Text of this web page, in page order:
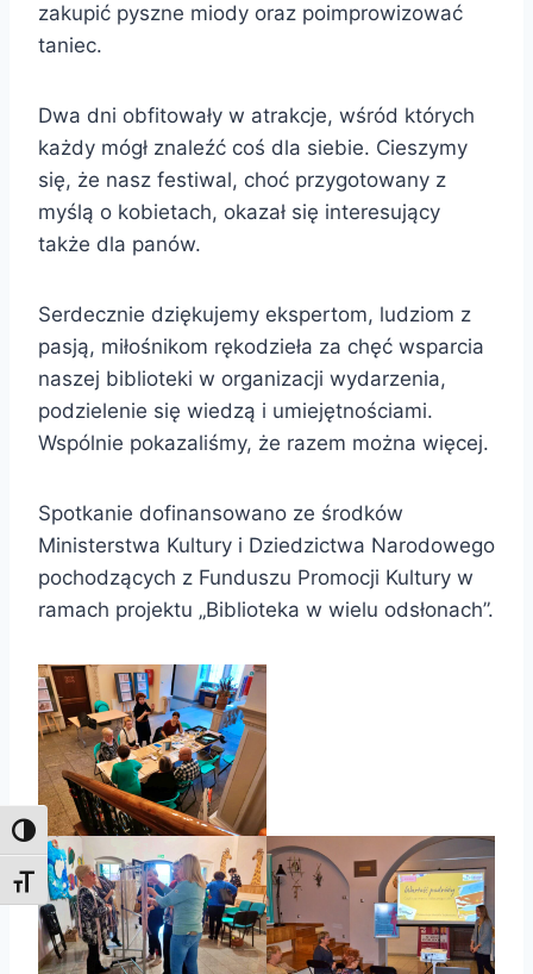
Toggle High Contrast
Toggle Font size
zakupić pyszne miody oraz poimprowizować
taniec.
Dwa dni obfitowały w atrakcje, wśród których
każdy mógł znaleźć coś dla siebie. Cieszymy
się, że nasz festiwal, choć przygotowany z
myślą o kobietach, okazał się interesujący
także dla panów.
Serdecznie dziękujemy ekspertom, ludziom z
pasją, miłośnikom rękodzieła za chęć wsparcia
naszej biblioteki w organizacji wydarzenia,
podzielenie się wiedzą i umiejętnościami.
Wspólnie pokazaliśmy, że razem można więcej.
Spotkanie dofinansowano ze środków
Ministerstwa Kultury i Dziedzictwa Narodowego
pochodzących z Funduszu Promocji Kultury w
ramach projektu „Biblioteka w wielu odsłonach”.